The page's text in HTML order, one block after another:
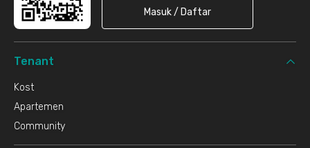
Masuk / Daftar
Tenant
Kost
Apartemen
Community